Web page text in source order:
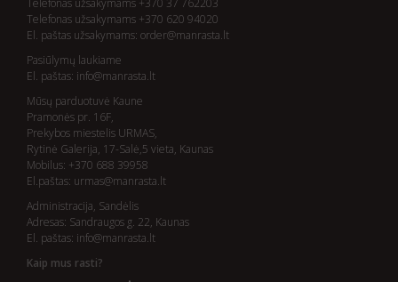
Telefonas užsakymams +370 620 94020
El. paštas užsakymams: order@manrasta.lt
Pasiūlymų laukiame
El. paštas: info@manrasta.lt
Mūsų parduotuvė Kaune
Pramonės pr. 16F,
Prekybos miestelis URMAS,
Rytinė Galerija, 17-Salė,5 vieta, Kaunas
Mobilus: +370 688 39958
El.paštas: urmas@manrasta.lt
Administracija, Sandėlis
Adresas: Sandraugos g. 22, Kaunas
El. paštas: info@manrasta.lt
Kaip mus rasti?